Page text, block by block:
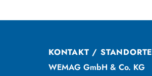
KONTAKT / STANDORTE
WEMAG GmbH & Co. KG